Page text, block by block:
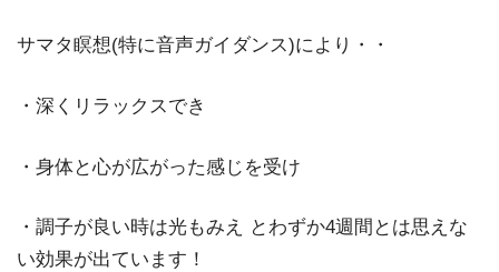
サマタ瞑想(特に音声ガイダンス)により・・
・深くリラックスでき
・身体と心が広がった感じを受け
・調子が良い時は光もみえ とわずか4週間とは思えな
い効果が出ています！